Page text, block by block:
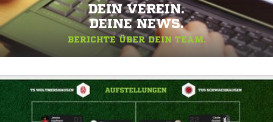
DEIN VEREIN.
DEINE NEWS.
BERICHTE ÜBER DEIN TEAM.